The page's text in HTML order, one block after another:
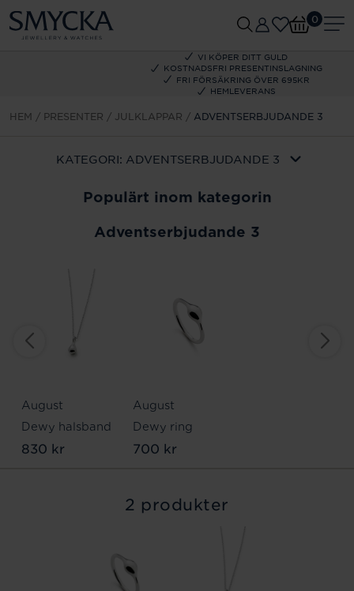
VI KÖPER DITT GULD
KOSTNADSFRI PRESENTINSLAGNING
FRI FÖRSÄKRING ÖVER 695KR
HEMLEVERANS
0
HEM PRESENTER JULKLAPPAR ADVENTSERBJUDANDE 3
KATEGORI: ADVENTSERBJUDANDE 3
Populärt inom kategorin
Adventserbjudande 3
August
Dewy halsband
830 kr
August
Dewy ring
700 kr
2 produkter